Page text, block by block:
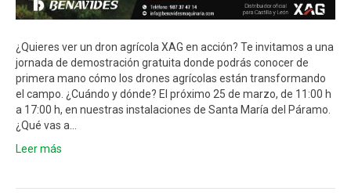
¿Quieres ver un dron agrícola XAG en acción? Te invitamos a una
jornada de demostración gratuita donde podrás conocer de
primera mano cómo los drones agrícolas están transformando
el campo. ¿Cuándo y dónde? El próximo 25 de marzo, de 11:00 h
a 17:00 h, en nuestras instalaciones de Santa María del Páramo.
¿Qué vas a…
Leer más